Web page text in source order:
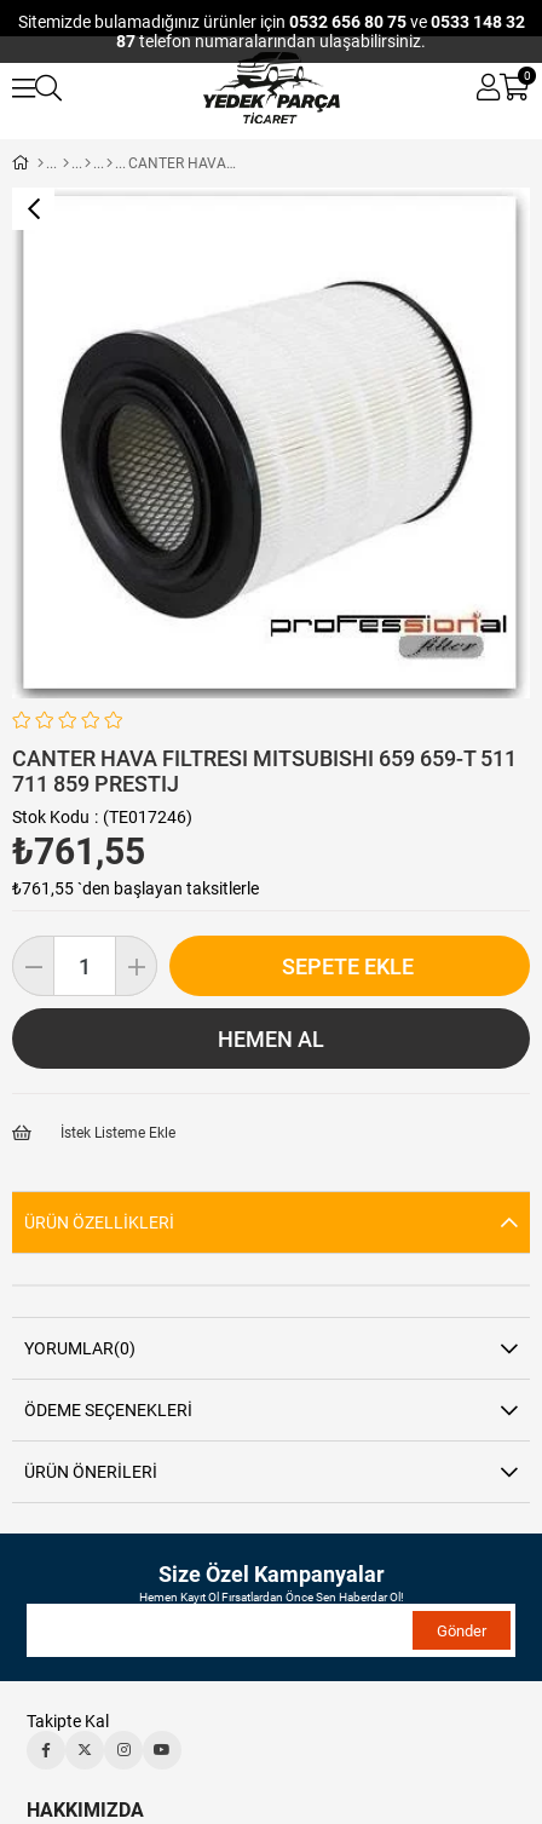
Sitemizde bulamadığınız ürünler için 0532 656 80 75ve0533 148 32
87telefon numaralarından ulaşabilirsiniz.
0
CANTER HAVA FILTRESI MITSUBISHI 659 659-T 511 711 859 PRESTIJ
CANTER HAVA FILTRESI MITSUBISHI 659 659-T 511
711 859 PRESTIJ
Stok Kodu (TE017246)
₺761,55
₺761,55`den başlayan taksitlerle
İstek Listeme Ekle
ÜRÜN ÖZELLIKLERI
YORUMLAR(0)
ÖDEME SEÇENEKLERI
ÜRÜN ÖNERILERI
Size Özel Kampanyalar
Hemen Kayıt Ol Fırsatlardan Önce Sen Haberdar Ol!
Gönder
Takipte Kal
HAKKIMIZDA